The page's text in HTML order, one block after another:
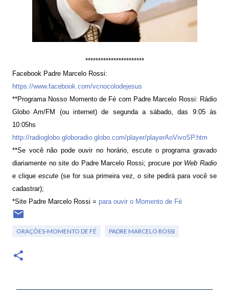
***********************
Facebook Padre Marcelo Rossi:
https://www.facebook.com/vcnocolodejesus
**Programa Nosso Momento de Fé com Padre Marcelo Rossi: Rádio
Globo Am/FM (ou internet) de segunda a sábado, das 9:05 às
10:05hs
http://radioglobo.globoradio.globo.com/player/playerAoVivoSP.htm
**Se você não pode ouvir no horário, escute o programa gravado
diariamente no site do Padre Marcelo Rossi; procure por Web Radio
e clique escute (se for sua primeira vez, o site pedirá para você se
cadastrar);
*Site Padre Marcelo Rossi = para ouvir o Momento de Fé
ORAÇÕES-MOMENTO DE FÉ PADRE MARCELO ROSSI